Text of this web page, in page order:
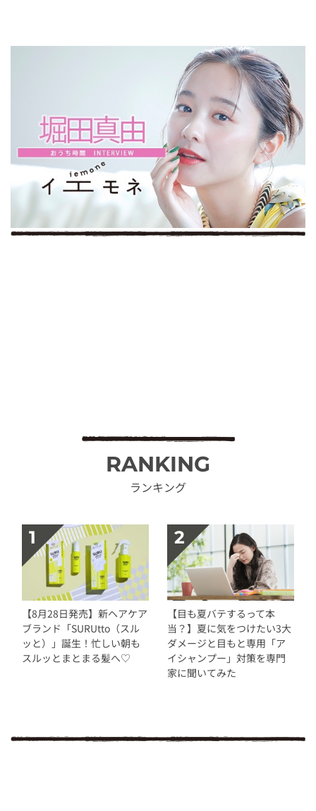
RANKING
ランキング
【8月28日発売】新ヘアケア
ブランド「SURUtto（スル
ッと）」誕生！忙しい朝も
スルッとまとまる髪へ♡
【目も夏バテするって本
当？】夏に気をつけたい3大
ダメージと目もと専用「ア
イシャンプー」対策を専門
家に聞いてみた